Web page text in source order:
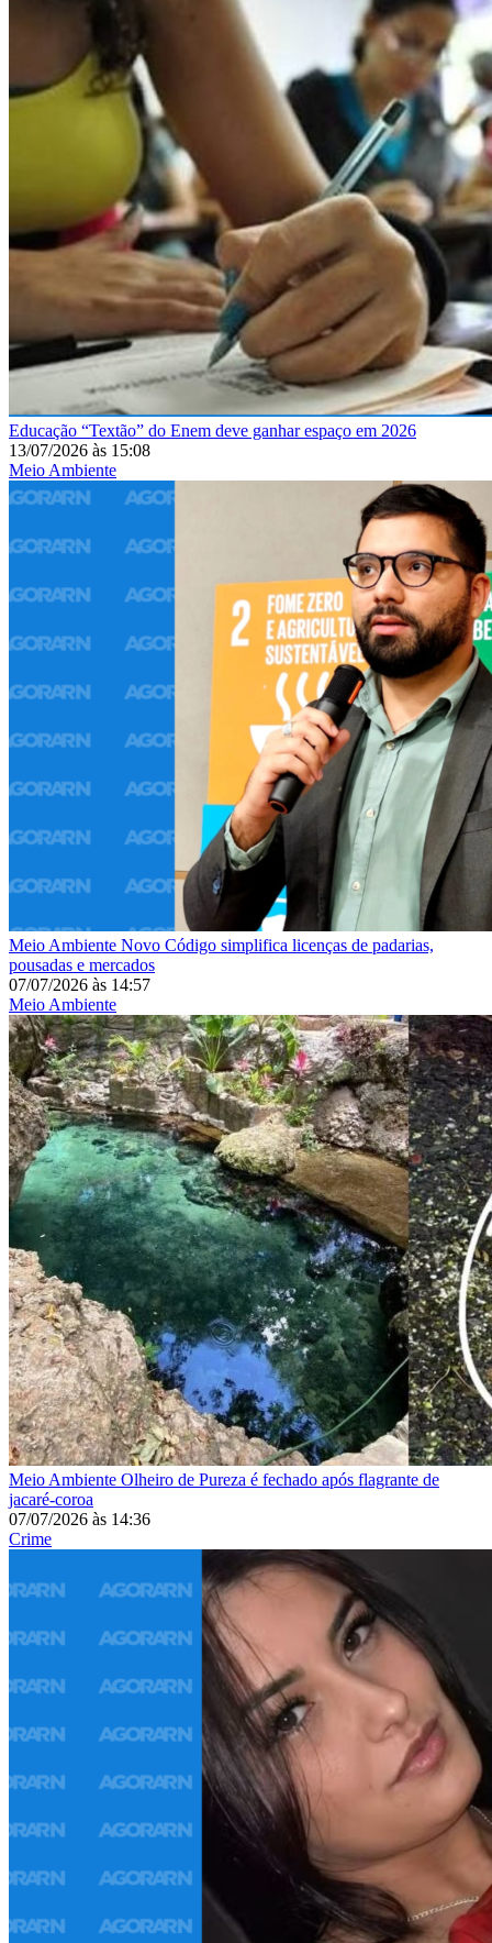
Educação “Textão” do Enem deve ganhar espaço em 2026
13/07/2026 às 15:08
Meio Ambiente
Meio Ambiente Novo Código simplifica licenças de padarias,
pousadas e mercados
07/07/2026 às 14:57
Meio Ambiente
Meio Ambiente Olheiro de Pureza é fechado após flagrante de
jacaré-coroa
07/07/2026 às 14:36
Crime